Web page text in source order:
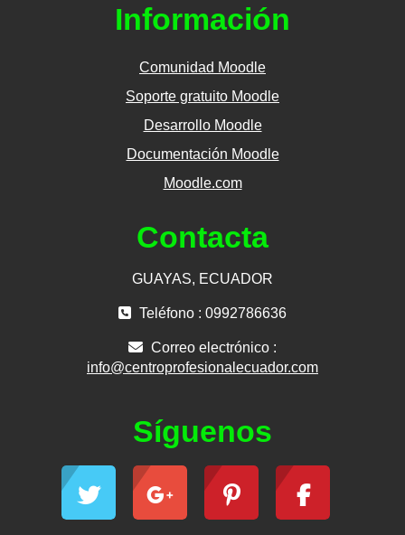
Información
Comunidad Moodle
Soporte gratuito Moodle
Desarrollo Moodle
Documentación Moodle
Moodle.com
Contacta
GUAYAS, ECUADOR
Teléfono : 0992786636
Correo electrónico :
info@centroprofesionalecuador.com
Síguenos